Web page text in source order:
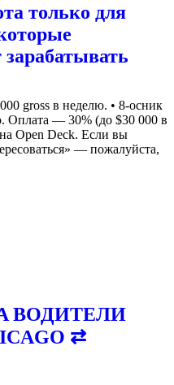
только для
зарабатывать
gross в неделю. • 8-осник
Оплата — 30% (до $30 000 в
Open Deck. Если вы
— пожалуйста,
ВОДИТЕЛИ
⇄